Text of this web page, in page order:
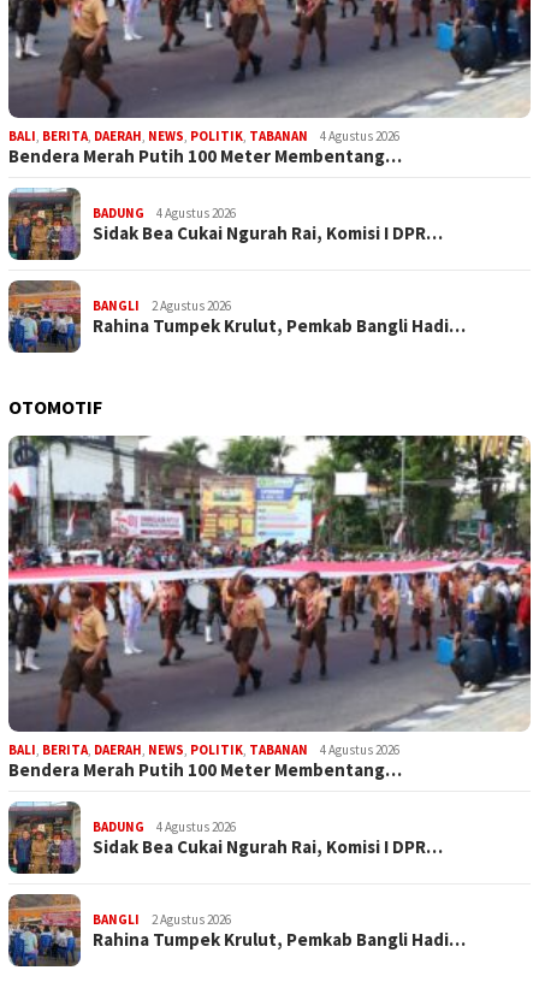
BALI, BERITA, DAERAH, NEWS, POLITIK, TABANAN 4 Agustus 2026
Bendera Merah Putih 100 Meter Membentang…
BADUNG 4 Agustus 2026
Sidak Bea Cukai Ngurah Rai, Komisi I DPR…
BANGLI 2 Agustus 2026
Rahina Tumpek Krulut, Pemkab Bangli Hadi…
OTOMOTIF
BALI, BERITA, DAERAH, NEWS, POLITIK, TABANAN 4 Agustus 2026
Bendera Merah Putih 100 Meter Membentang…
BADUNG 4 Agustus 2026
Sidak Bea Cukai Ngurah Rai, Komisi I DPR…
BANGLI 2 Agustus 2026
Rahina Tumpek Krulut, Pemkab Bangli Hadi…